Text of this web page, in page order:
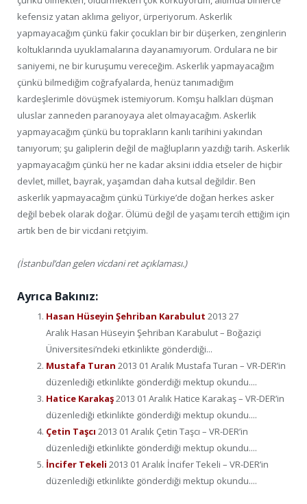
kefensiz yatan aklıma geliyor, ürperiyorum. Askerlik
yapmayacağım çünkü fakir çocukları bir bir düşerken, zenginlerin
koltuklarında uyuklamalarına dayanamıyorum. Ordulara ne bir
saniyemi, ne bir kuruşumu vereceğim. Askerlik yapmayacağım
çünkü bilmediğim coğrafyalarda, henüz tanımadığım
kardeşlerimle dövüşmek istemiyorum. Komşu halkları düşman
uluslar zanneden paranoyaya alet olmayacağım. Askerlik
yapmayacağım çünkü bu toprakların kanlı tarihini yakından
tanıyorum; şu galiplerin değil de mağlupların yazdığı tarih. Askerlik
yapmayacağım çünkü her ne kadar aksini iddia etseler de hiçbir
devlet, millet, bayrak, yaşamdan daha kutsal değildir. Ben
askerlik yapmayacağım çünkü Türkiye’de doğan herkes asker
değil bebek olarak doğar. Ölümü değil de yaşamı tercih ettiğim için
artık ben de bir vicdani retçiyim.
(İstanbul’dan gelen vicdani ret açıklaması.)
Ayrıca Bakınız:
Hasan Hüseyin Şehriban Karabulut 2013 27
Aralık Hasan Hüseyin Şehriban Karabulut – Boğaziçi
Üniversitesi’ndeki etkinlikte gönderdiği...
Mustafa Turan 2013 01 Aralık Mustafa Turan – VR-DER’in
düzenlediği etkinlikte gönderdiği mektup okundu....
Hatice Karakaş2013 01 Aralık Hatice Karakaş – VR-DER’in
düzenlediği etkinlikte gönderdiği mektup okundu....
Çetin Taşcı 2013 01 Aralık Çetin Taşcı – VR-DER’in
düzenlediği etkinlikte gönderdiği mektup okundu....
İncifer Tekeli 2013 01 Aralık İncifer Tekeli – VR-DER’in
düzenlediği etkinlikte gönderdiği mektup okundu....